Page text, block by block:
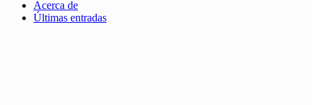
Acerca de
Últimas entradas